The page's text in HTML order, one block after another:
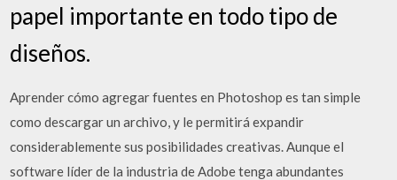
papel importante en todo tipo de
diseños.
Aprender cómo agregar fuentes en Photoshop es tan simple
como descargar un archivo, y le permitirá expandir
considerablemente sus posibilidades creativas. Aunque el
software líder de la industria de Adobe tenga abundantes